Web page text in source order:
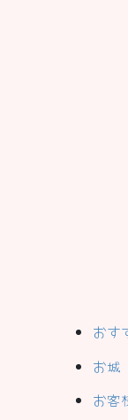
おす
お城
お客